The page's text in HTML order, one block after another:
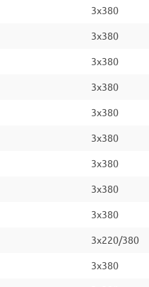
3x380
3x380
3x380
3x380
3x380
3x380
3x380
3x380
3x380
3x220/380
3x380